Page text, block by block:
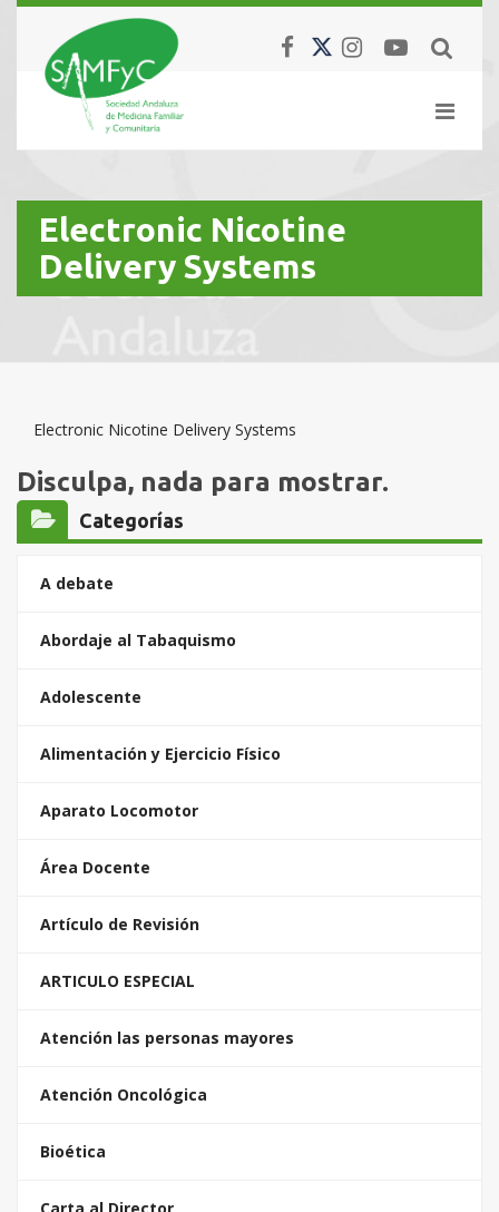
Electronic Nicotine
Delivery Systems
Electronic Nicotine Delivery Systems
Disculpa, nada para mostrar.
Categorías
A debate
Abordaje al Tabaquismo
Adolescente
Alimentación y Ejercicio Físico
Aparato Locomotor
Área Docente
Artículo de Revisión
ARTICULO ESPECIAL
Atención las personas mayores
Atención Oncológica
Bioética